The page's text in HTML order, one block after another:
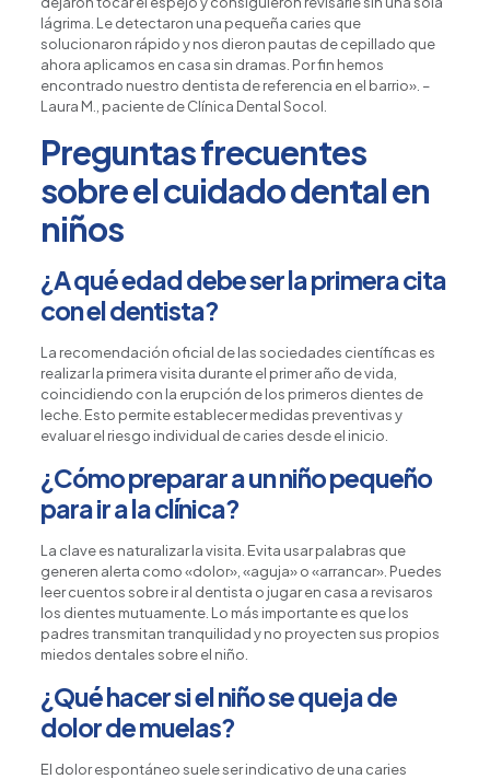
lágrima. Le detectaron una pequeña caries que
solucionaron rápido y nos dieron pautas de cepillado que
ahora aplicamos en casa sin dramas. Por fin hemos
encontrado nuestro dentista de referencia en el barrio». –
Laura M., paciente de Clínica Dental Socol.
Preguntas frecuentes
sobre el cuidado dental en
niños
¿A qué edad debe ser la primera cita
con el dentista?
La recomendación oficial de las sociedades científicas es
realizar la primera visita durante el primer año de vida,
coincidiendo con la erupción de los primeros dientes de
leche. Esto permite establecer medidas preventivas y
evaluar el riesgo individual de caries desde el inicio.
¿Cómo preparar a un niño pequeño
para ir a la clínica?
La clave es naturalizar la visita. Evita usar palabras que
generen alerta como «dolor», «aguja» o «arrancar». Puedes
leer cuentos sobre ir al dentista o jugar en casa a revisaros
los dientes mutuamente. Lo más importante es que los
padres transmitan tranquilidad y no proyecten sus propios
miedos dentales sobre el niño.
¿Qué hacer si el niño se queja de
dolor de muelas?
El dolor espontáneo suele ser indicativo de una caries